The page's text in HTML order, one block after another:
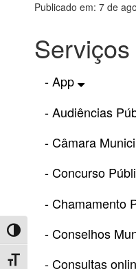
Toggle High Contrast
Toggle Font size
Publicado em: 7 de
- App
- Audiências
- Câmara
- Concurso
- Chamamento
- Conselhos
- Consultas